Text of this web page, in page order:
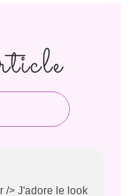
/> J'adore le look